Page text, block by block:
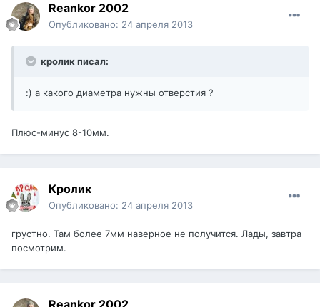
Reankor 2002
Опубликовано: 24 апреля 2013
кролик писал:
:) а какого диаметра нужны отверстия ?
Плюс-минус 8-10мм.
Кролик
Опубликовано: 24 апреля 2013
грустно. Там более 7мм наверное не получится. Лады, завтра
посмотрим.